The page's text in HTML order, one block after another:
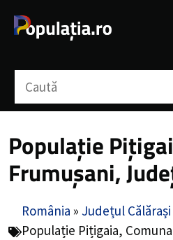
Populație
Frumușani,
România » Județul Călărași
Populație Pițigaia,